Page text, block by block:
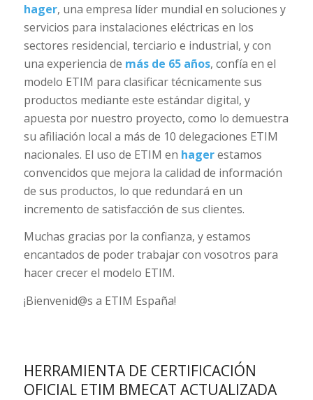
hager, una empresa líder mundial en soluciones y
servicios para instalaciones eléctricas en los
sectores residencial, terciario e industrial, y con
una experiencia de más de 65 años, confía en el
modelo ETIM para clasificar técnicamente sus
productos mediante este estándar digital, y
apuesta por nuestro proyecto, como lo demuestra
su afiliación local a más de 10 delegaciones ETIM
nacionales. El uso de ETIM en hagerestamos
convencidos que mejora la calidad de información
de sus productos, lo que redundará en un
incremento de satisfacción de sus clientes.
Muchas gracias por la confianza, y estamos
encantados de poder trabajar con vosotros para
hacer crecer el modelo ETIM.
¡Bienvenid@s a ETIM España!
HERRAMIENTA DE CERTIFICACIÓN
OFICIAL ETIM BMECAT ACTUALIZADA